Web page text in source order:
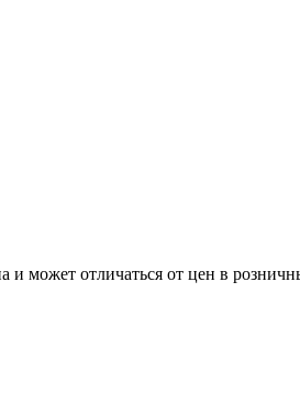
и может отличаться от цен в